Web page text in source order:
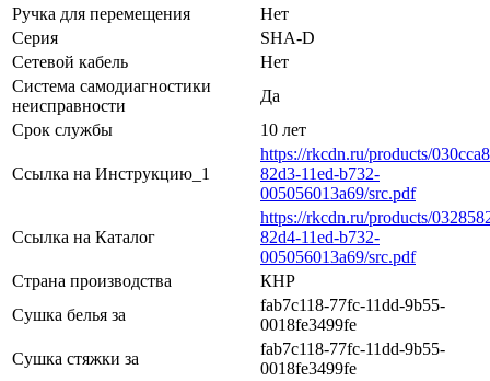
Ручка для перемещения
Нет
Серия
SHA-D
Сетевой кабель
Нет
Система самодиагностики
неисправности
Да
Срок службы
10 лет
Ссылка на Инструкцию_1
https://rkcdn.ru/products/
82d3-11ed-b732-
005056013a69/src.pdf
Ссылка на Каталог
https://rkcdn.ru/products/
82d4-11ed-b732-
005056013a69/src.pdf
Страна производства
КНР
Сушка белья за
fab7c118-77fc-11dd-9b55-
0018fe3499fe
Сушка стяжки за
fab7c118-77fc-11dd-9b55-
0018fe3499fe